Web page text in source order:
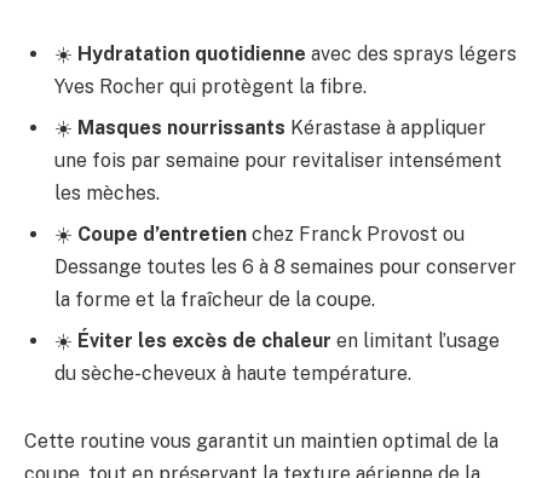
☀️ Hydratation quotidienne avec des sprays légers
Yves Rocher qui protègent la fibre.
☀️ Masques nourrissants Kérastase à appliquer
une fois par semaine pour revitaliser intensément
les mèches.
☀️ Coupe d’entretien chez Franck Provost ou
Dessange toutes les 6 à 8 semaines pour conserver
la forme et la fraîcheur de la coupe.
☀️ Éviter les excès de chaleur en limitant l’usage
du sèche-cheveux à haute température.
Cette routine vous garantit un maintien optimal de la